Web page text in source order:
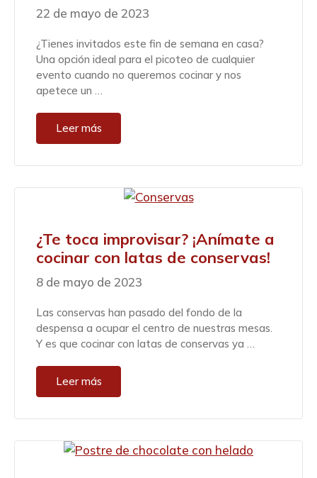
22 de mayo de 2023
¿Tienes invitados este fin de semana en casa?
Una opción ideal para el picoteo de cualquier
evento cuando no queremos cocinar y nos
apetece un …
Leer más
¿Te toca improvisar? ¡Anímate a
cocinar con latas de conservas!
8 de mayo de 2023
Las conservas han pasado del fondo de la
despensa a ocupar el centro de nuestras mesas.
Y es que cocinar con latas de conservas ya …
Leer más